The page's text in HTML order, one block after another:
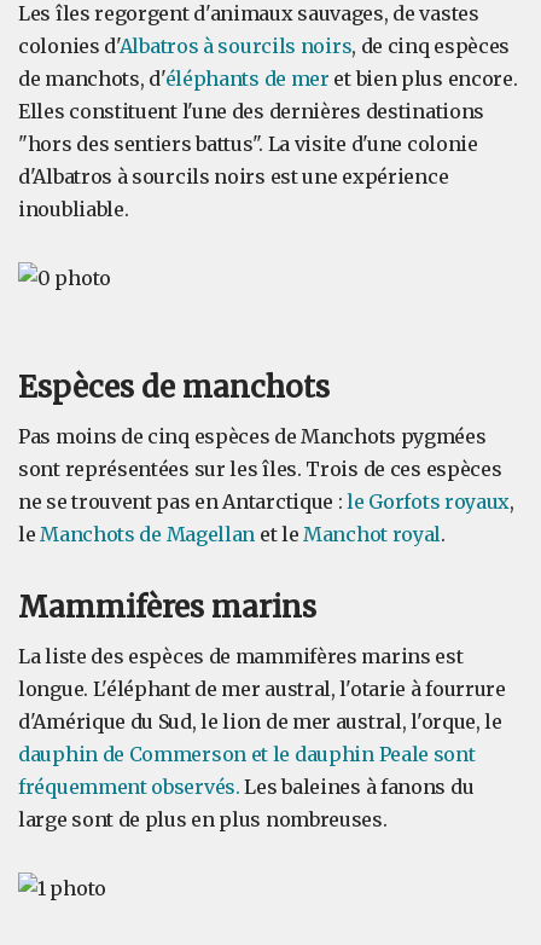
Les îles regorgent d'animaux sauvages, de vastes
colonies d'Albatros à sourcils noirs, de cinq espèces
de manchots, d'éléphants de mer et bien plus encore.
Elles constituent l'une des dernières destinations
"hors des sentiers battus". La visite d'une colonie
d'Albatros à sourcils noirs est une expérience
inoubliable.
Espèces de manchots
Pas moins de cinq espèces de Manchots pygmées
sont représentées sur les îles. Trois de ces espèces
ne se trouvent pas en Antarctique :le Gorfots royaux,
leManchots de Magellan et leManchot royal.
Mammifères marins
La liste des espèces de mammifères marins est
longue. L'éléphant de mer austral, l'otarie à fourrure
d'Amérique du Sud, le lion de mer austral, l'orque, le
dauphin de Commerson et le dauphin Peale sont
fréquemment observés. Les baleines à fanons du
large sont de plus en plus nombreuses.